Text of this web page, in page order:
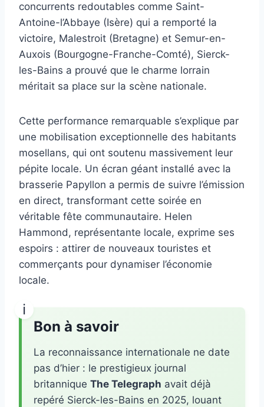
concurrents redoutables comme Saint-
Antoine-l’Abbaye (Isère) qui a remporté la
victoire, Malestroit (Bretagne) et Semur-en-
Auxois (Bourgogne-Franche-Comté), Sierck-
les-Bains a prouvé que le charme lorrain
méritait sa place sur la scène nationale.
Cette performance remarquable s’explique par
une mobilisation exceptionnelle des habitants
mosellans, qui ont soutenu massivement leur
pépite locale. Un écran géant installé avec la
brasserie Papyllon a permis de suivre l’émission
en direct, transformant cette soirée en
véritable fête communautaire. Helen
Hammond, représentante locale, exprime ses
espoirs : attirer de nouveaux touristes et
commerçants pour dynamiser l’économie
locale.
Bon à savoir
La reconnaissance internationale ne date
pas d’hier : le prestigieux journal
britannique The Telegraph avait déjà
repéré Sierck-les-Bains en 2025, louant